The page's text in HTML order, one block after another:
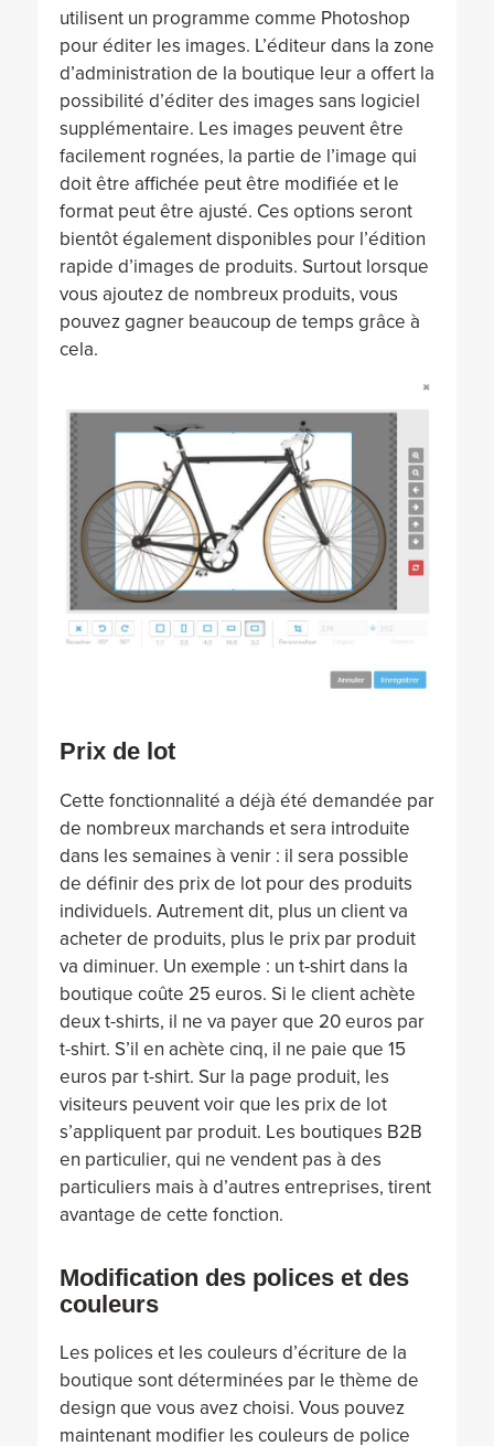
utilisent un programme comme Photoshop
pour éditer les images. L’éditeur dans la zone
d’administration de la boutique leur a offert la
possibilité d’éditer des images sans logiciel
supplémentaire. Les images peuvent être
facilement rognées, la partie de l’image qui
doit être affichée peut être modifiée et le
format peut être ajusté. Ces options seront
bientôt également disponibles pour l’édition
rapide d’images de produits. Surtout lorsque
vous ajoutez de nombreux produits, vous
pouvez gagner beaucoup de temps grâce à
cela.
Prix de lot
Cette fonctionnalité a déjà été demandée par
de nombreux marchands et sera introduite
dans les semaines à venir : il sera possible
de définir des prix de lot pour des produits
individuels. Autrement dit, plus un client va
acheter de produits, plus le prix par produit
va diminuer. Un exemple : un t-shirt dans la
boutique coûte 25 euros. Si le client achète
deux t-shirts, il ne va payer que 20 euros par
t-shirt. S’il en achète cinq, il ne paie que 15
euros par t-shirt. Sur la page produit, les
visiteurs peuvent voir que les prix de lot
s’appliquent par produit. Les boutiques B2B
en particulier, qui ne vendent pas à des
particuliers mais à d’autres entreprises, tirent
avantage de cette fonction.
Modification des polices et des
couleurs
Les polices et les couleurs d’écriture de la
boutique sont déterminées par le thème de
design que vous avez choisi. Vous pouvez
maintenant modifier les couleurs de police